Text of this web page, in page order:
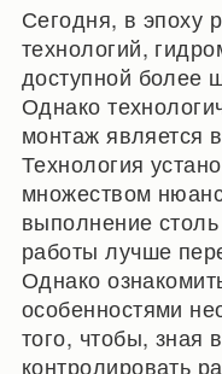
Сегодня, в эпоху
технологий,
доступной более
Однако
монтаж является
Технология
множеством
выполнение
работы лучше
Однако
особенностями
того, чтобы, зная
контролировать